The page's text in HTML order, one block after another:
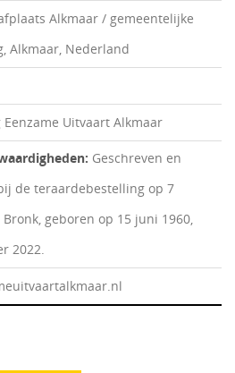
Alkmaar / gemeentelijke
Alkmaar, Nederland
Eenzame Uitvaart Alkmaar
Geschreven en
de teraardebestelling op 7
geboren op 15 juni 1960,
2022.